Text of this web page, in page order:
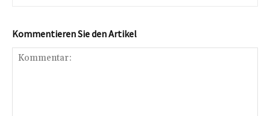
Kommentieren Sie den Artikel